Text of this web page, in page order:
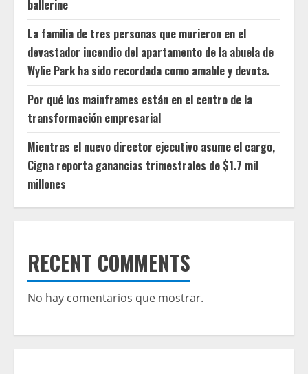
ballerine
La familia de tres personas que murieron en el
devastador incendio del apartamento de la abuela de
Wylie Park ha sido recordada como amable y devota.
Por qué los mainframes están en el centro de la
transformación empresarial
Mientras el nuevo director ejecutivo asume el cargo,
Cigna reporta ganancias trimestrales de $1.7 mil
millones
RECENT COMMENTS
No hay comentarios que mostrar.